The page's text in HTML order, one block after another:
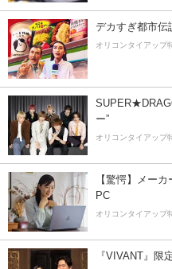
デカすぎ都市伝
オリコンタイアップ
ー”
オリコンタイアップ
【驚愕】メー
PC
オリコンタイアップ
『VIVANT』限